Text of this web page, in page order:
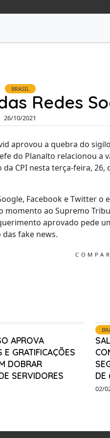
BRASIL
Redes
26/10/2021
aprovou a quebra do
do Planalto relacionou a
CPI nesta terça-feira, 26,
Facebook e Twitter o
ao Supremo
aprovado pede
fake news.
APROVA
E GRATIFICAÇÕES
DOBRAR
SERVIDORES
DE
02/